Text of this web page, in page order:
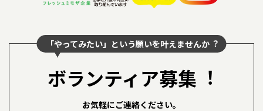
「やってみたい」という願いを叶えませんか︖
ボランティア募集︕
お気軽にご連絡ください。